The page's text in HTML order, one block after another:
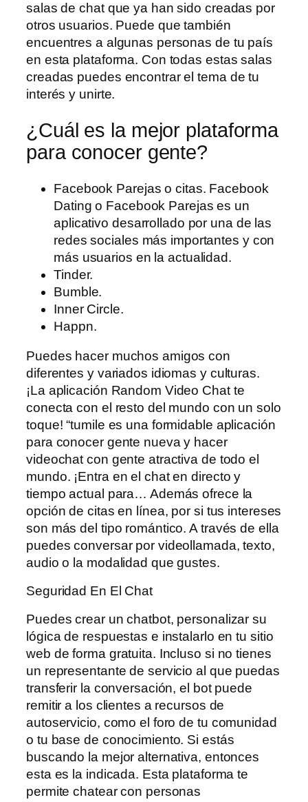
salas de chat que ya han sido creadas por
otros usuarios. Puede que también
encuentres a algunas personas de tu país
en esta plataforma. Con todas estas salas
creadas puedes encontrar el tema de tu
interés y unirte.
¿Cuál es la mejor plataforma
para conocer gente?
Facebook Parejas o citas. Facebook
Dating o Facebook Parejas es un
aplicativo desarrollado por una de las
redes sociales más importantes y con
más usuarios en la actualidad.
Tinder.
Bumble.
Inner Circle.
Happn.
Puedes hacer muchos amigos con
diferentes y variados idiomas y culturas.
¡La aplicación Random Video Chat te
conecta con el resto del mundo con un solo
toque! “tumile es una formidable aplicación
para conocer gente nueva y hacer
videochat con gente atractiva de todo el
mundo. ¡Entra en el chat en directo y
tiempo actual para… Además ofrece la
opción de citas en línea, por si tus intereses
son más del tipo romántico. A través de ella
puedes conversar por videollamada, texto,
audio o la modalidad que gustes.
Seguridad En El Chat
Puedes crear un chatbot, personalizar su
lógica de respuestas e instalarlo en tu sitio
web de forma gratuita. Incluso si no tienes
un representante de servicio al que puedas
transferir la conversación, el bot puede
remitir a los clientes a recursos de
autoservicio, como el foro de tu comunidad
o tu base de conocimiento. Si estás
buscando la mejor alternativa, entonces
esta es la indicada. Esta plataforma te
permite chatear con personas